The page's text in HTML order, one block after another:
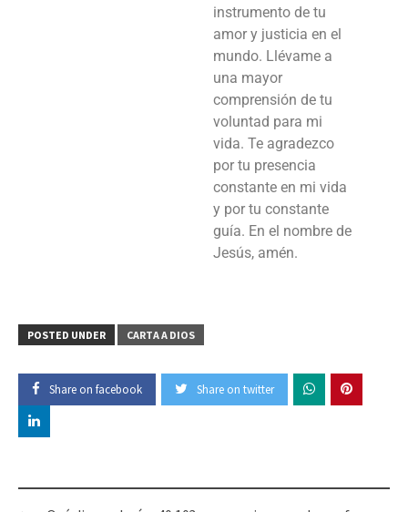
instrumento de tu
amor y justicia en el
mundo. Llévame a
una mayor
comprensión de tu
voluntad para mi
vida. Te agradezco
por tu presencia
constante en mi vida
y por tu constante
guía. En el nombre de
Jesús, amén.
POSTED UNDER CARTA A DIOS
Share on facebook Share on twitter